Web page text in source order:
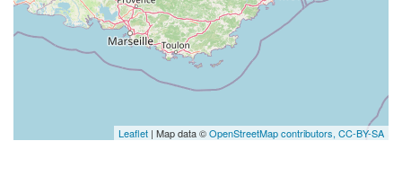
Leaflet | Map data ©OpenStreetMap contributors, CC-BY-SA